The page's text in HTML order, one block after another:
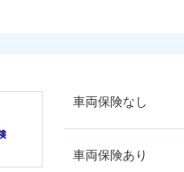
車両保険なし
車両保険あり